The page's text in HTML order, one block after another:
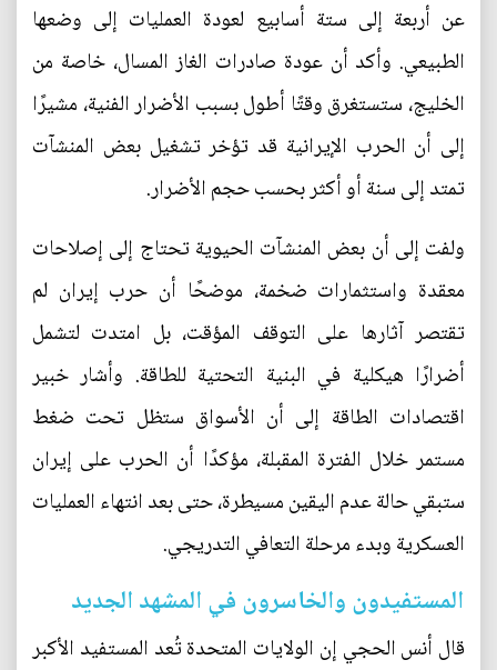
عن أربعة إلى ستة أسابيع لعودة العمليات إلى وضعها
الطبيعي. وأكد أن عودة صادرات الغاز المسال، خاصة من
الخليج، ستستغرق وقتًا أطول بسبب الأضرار الفنية، مشيرًا
إلى أن الحرب الإيرانية قد تؤخر تشغيل بعض المنشآت
تمتد إلى سنة أو أكثر بحسب حجم الأضرار.
ولفت إلى أن بعض المنشآت الحيوية تحتاج إلى إصلاحات
معقدة واستثمارات ضخمة، موضحًا أن حرب إيران لم
تقتصر آثارها على التوقف المؤقت، بل امتدت لتشمل
أضرارًا هيكلية في البنية التحتية للطاقة. وأشار خبير
اقتصادات الطاقة إلى أن الأسواق ستظل تحت ضغط
مستمر خلال الفترة المقبلة، مؤكدًا أن الحرب على إيران
ستبقي حالة عدم اليقين مسيطرة، حتى بعد انتهاء العمليات
العسكرية وبدء مرحلة التعافي التدريجي.
المستفيدون والخاسرون في المشهد الجديد
قال أنس الحجي إن الولايات المتحدة تُعد المستفيد الأكبر